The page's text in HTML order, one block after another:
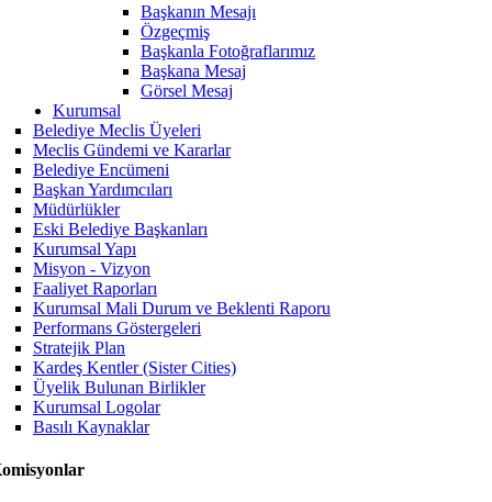
Başkanın Mesajı
Özgeçmiş
Başkanla Fotoğraflarımız
Başkana Mesaj
Görsel Mesaj
Kurumsal
Belediye Meclis Üyeleri
Meclis Gündemi ve Kararlar
Belediye Encümeni
Başkan Yardımcıları
Müdürlükler
Eski Belediye Başkanları
Kurumsal Yapı
Misyon - Vizyon
Faaliyet Raporları
Kurumsal Mali Durum ve Beklenti Raporu
Performans Göstergeleri
Stratejik Plan
Kardeş Kentler (Sister Cities)
Üyelik Bulunan Birlikler
Kurumsal Logolar
Basılı Kaynaklar